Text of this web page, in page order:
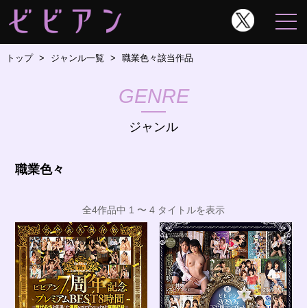
トップ ジャンル一覧 職業色々該当作品
GENRE
ジャンル
職業色々
全4作品中 1 〜 4 タイトルを表示